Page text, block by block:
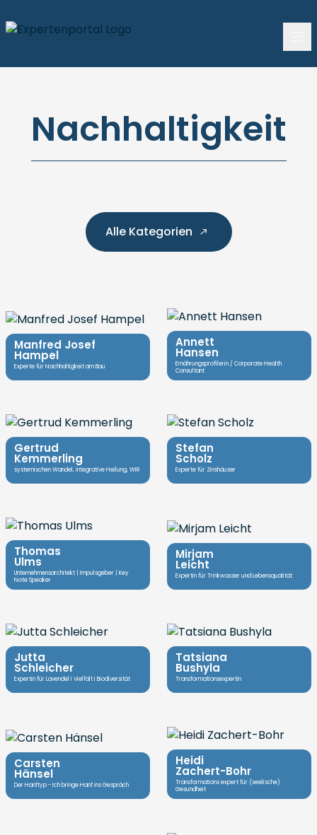
Nachhaltigkeit
Alle Kategorien
Manfred Josef
Hampel
Experte für Nachhaltigkeit am Bau
Annett
Hansen
Ernährungsprofilerin / Corporate Health
Consultant
Gertrud
Kemmerling
systemischen Wandel, integrative Heilung, WIR
Stefan
Scholz
Experte für Zinshäuser
Thomas
Ulms
Unternehmensarchitekt | Impulsgeber | Key
Note Speaker
Mirjam
Leicht
Expertin für Trinkwasser und Lebensqualität
Jutta
Schleicher
Expertin für Lavendel I Vielfalt I Biodiversität
Tatsiana
Bushyla
Transformationsexpertin
Carsten
Hänsel
Der Hanftyp - Ich bringe Hanf ins Gespräch
Heidi
Zachert-Bohr
Transformations expert für (seelische)
Gesundheit